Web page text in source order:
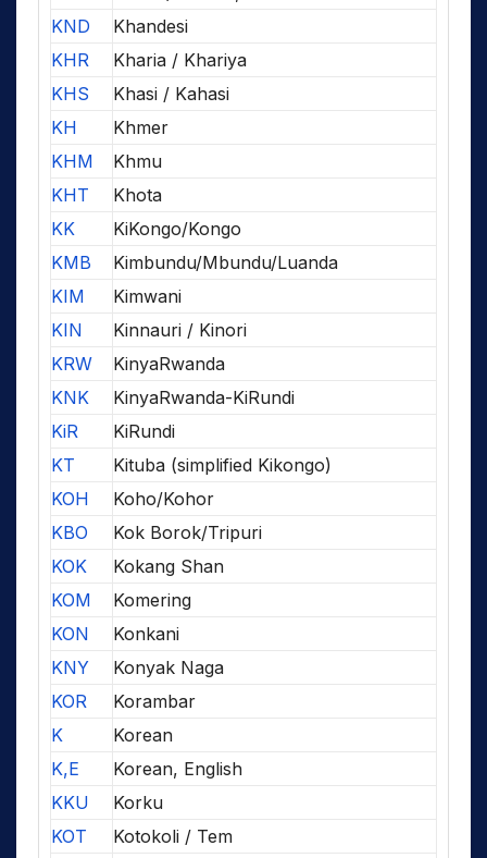
KND
Khandesi
KHR
Kharia / Khariya
KHS
Khasi / Kahasi
KH
Khmer
KHM
Khmu
KHT
Khota
KK
KiKongo/Kongo
KMB
Kimbundu/Mbundu/Luanda
KIM
Kimwani
KIN
Kinnauri / Kinori
KRW
KinyaRwanda
KNK
KinyaRwanda-KiRundi
KiR
KiRundi
KT
Kituba (simplified Kikongo)
KOH
Koho/Kohor
KBO
Kok Borok/Tripuri
KOK
Kokang Shan
KOM
Komering
KON
Konkani
KNY
Konyak Naga
KOR
Korambar
K
Korean
K,E
Korean, English
KKU
Korku
KOT
Kotokoli / Tem